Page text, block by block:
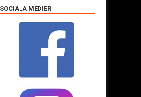
SOCIALA MEDIER